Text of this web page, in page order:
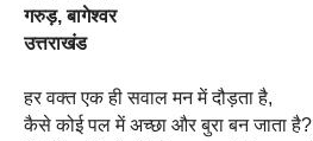
गरुड़, बागेश्वर
उत्तराखंड
हर वक्त एक ही सवाल मन में दौड़ता है,
कैसे कोई पल में अच्छा और बुरा बन जाता है?